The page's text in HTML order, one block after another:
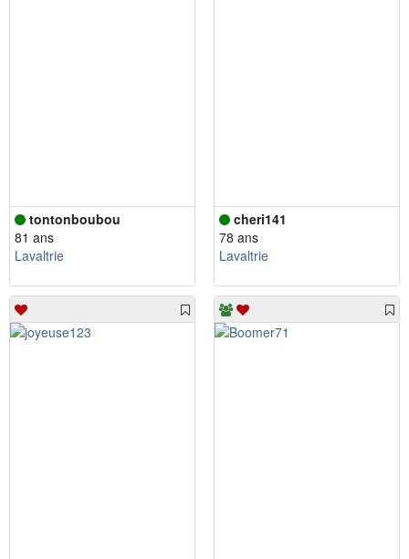
tontonboubou
81 ans
Lavaltrie
cheri141
78 ans
Lavaltrie